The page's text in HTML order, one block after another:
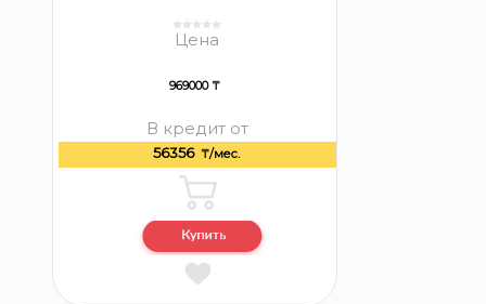
Цена
969000 ₸
В кредит от
56356 ₸/мес.